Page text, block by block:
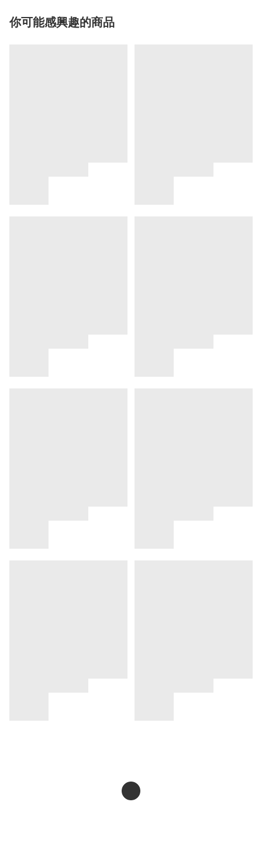
你可能感興趣的商品